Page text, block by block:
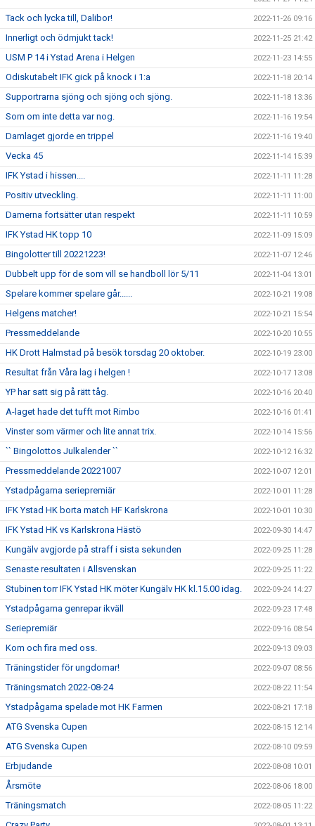
Tack och lycka till, Dalibor! 2022-11-26 09:16
Innerligt och ödmjukt tack! 2022-11-25 21:42
USM P 14 i Ystad Arena i Helgen 2022-11-23 14:55
Odiskutabelt IFK gick på knock i 1:a 2022-11-18 20:14
Supportrarna sjöng och sjöng och sjöng. 2022-11-18 13:36
Som om inte detta var nog. 2022-11-16 19:54
Damlaget gjorde en trippel 2022-11-16 19:40
Vecka 45 2022-11-14 15:39
IFK Ystad i hissen.... 2022-11-11 11:28
Positiv utveckling. 2022-11-11 11:00
Damerna fortsätter utan respekt 2022-11-11 10:59
IFK Ystad HK topp 10 2022-11-09 15:09
Bingolotter till 20221223! 2022-11-07 12:46
Dubbelt upp för de som vill se handboll lör 5/11 2022-11-04 13:01
Spelare kommer spelare går...... 2022-10-21 19:08
Helgens matcher! 2022-10-21 15:54
Pressmeddelande 2022-10-20 10:55
HK Drott Halmstad på besök torsdag 20 oktober. 2022-10-19 23:00
Resultat från Våra lag i helgen ! 2022-10-17 13:08
YP har satt sig på rätt tåg. 2022-10-16 20:40
A-laget hade det tufft mot Rimbo 2022-10-16 01:41
Vinster som värmer och lite annat trix. 2022-10-14 15:56
`` Bingolottos Julkalender `` 2022-10-12 16:32
Pressmeddelande 20221007 2022-10-07 12:01
Ystadpågarna seriepremiär 2022-10-01 11:28
IFK Ystad HK borta match HF Karlskrona 2022-10-01 10:30
IFK Ystad HK vs Karlskrona Hästö 2022-09-30 14:47
Kungälv avgjorde på straff i sista sekunden 2022-09-25 11:28
Senaste resultaten i Allsvenskan 2022-09-25 11:22
Stubinen torr IFK Ystad HK möter Kungälv HK kl.15.00 idag. 2022-09-24 14:27
Ystadpågarna genrepar ikväll 2022-09-23 17:48
Seriepremiär 2022-09-16 08:54
Kom och fira med oss. 2022-09-13 09:03
Träningstider för ungdomar! 2022-09-07 08:56
Träningsmatch 2022-08-24 2022-08-22 11:54
Ystadpågarna spelade mot HK Farmen 2022-08-21 17:18
ATG Svenska Cupen 2022-08-15 12:14
ATG Svenska Cupen 2022-08-10 09:59
Erbjudande 2022-08-08 10:01
Årsmöte 2022-08-06 18:00
Träningsmatch 2022-08-05 11:22